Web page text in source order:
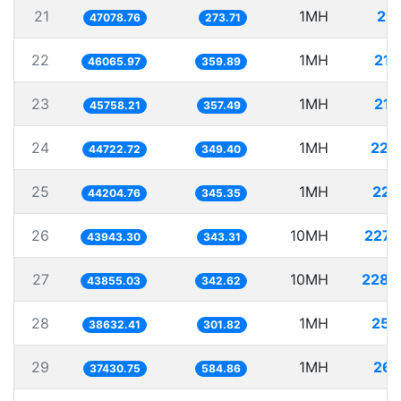
21 47078.76 273.71 1MH
22 46065.97 359.89 1MH
23 45758.21 357.49 1MH
24 44722.72 349.40 1MH
25 44204.76 345.35 1MH
26 43943.30 343.31 10MH
27 43855.03 342.62 10MH
28 38632.41 301.82 1MH
29 37430.75 584.86 1MH